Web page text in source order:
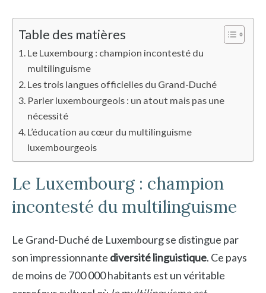
Table des matières
Le Luxembourg : champion incontesté du
multilinguisme
Les trois langues officielles du Grand-Duché
Parler luxembourgeois : un atout mais pas une
nécessité
L’éducation au cœur du multilinguisme
luxembourgeois
Le Luxembourg : champion
incontesté du multilinguisme
Le Grand-Duché de Luxembourg se distingue par
son impressionnante diversité linguistique. Ce pays
de moins de 700 000 habitants est un véritable